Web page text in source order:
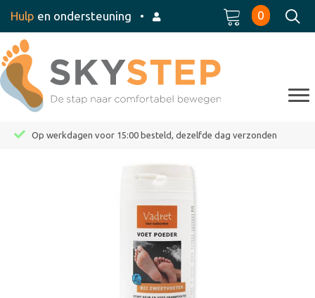
Hulp en ondersteuning • 0
Op werkdagen voor 15:00 besteld, dezelfde dag verzonden